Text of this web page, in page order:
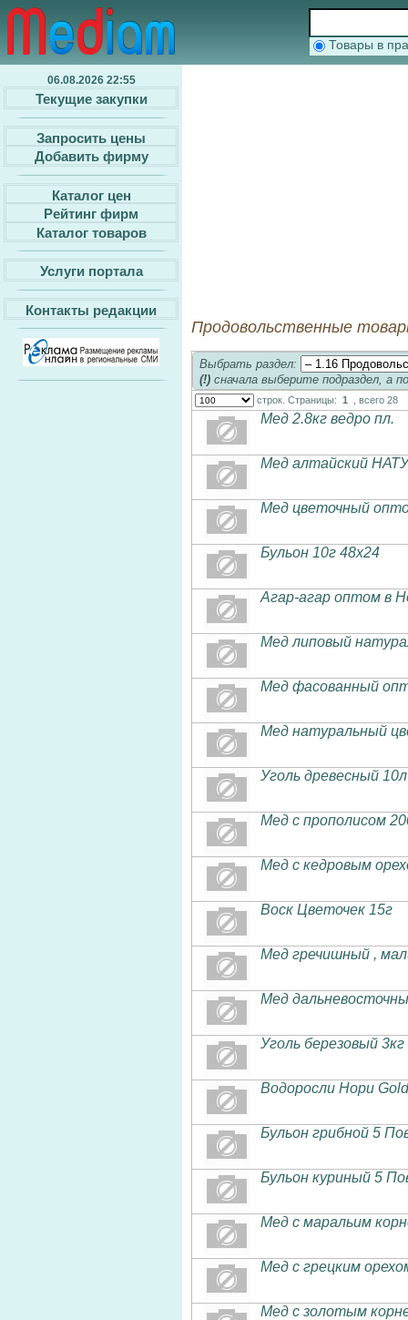
Товары в
06.08.2026 22:55
Текущие закупки
Запросить цены
Добавить фирму
Каталог цен
Рейтинг фирм
Каталог товаров
Услуги портала
Контакты редакции
Продовольственные
Выбрать раздел:
(!) сначала выберите подраздел, а
строк. Страницы: 1 , всего 28
Мед 2.8кг ведро пл.
Мед алтайский
Мед цветочный
Бульон 10г 48х24
Агар-агар оптом в
Мед липовый
Мед фасованный
Мед натуральный
Уголь древесный 10л
Мед с прополисом
Мед с кедровым
Воск Цветочек 15г
Мед гречишный ,
Мед
Уголь березовый 3кг
Водоросли Нори
Бульон грибной 5
Бульон куриный 5
Мед с маральим
Мед с грецким
Мед с золотым